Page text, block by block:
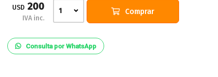
USD 200
IVA inc.
1 Comprar
Consulta por WhatsApp